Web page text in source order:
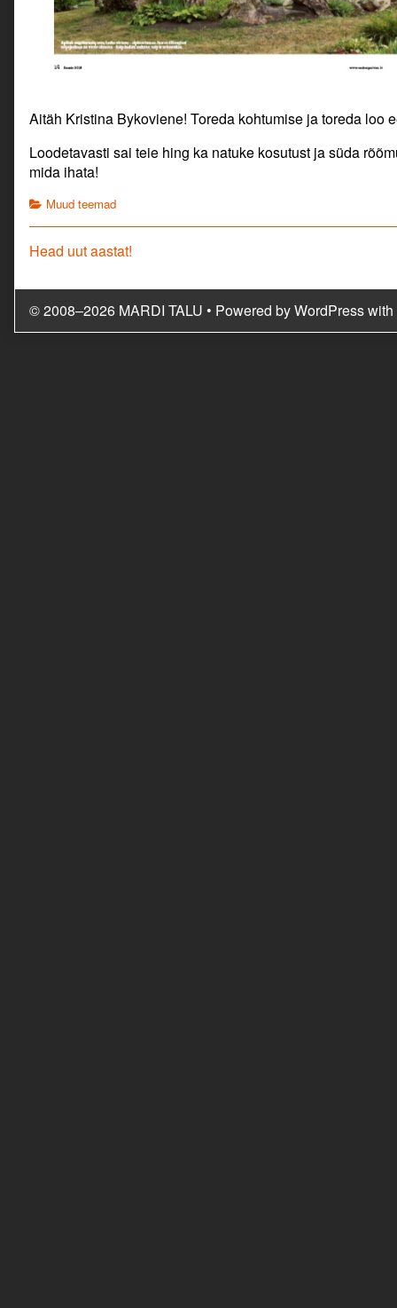
Aitäh Kristina Bykoviene! Toreda kohtumise ja toreda loo
Loodetavasti sai teie hing ka natuke kosutust ja süda
mida ihata!
Categories
Muud teemad
Navigeerimine
Previous
Head uut aastat!
© 2008–2026 MARDI TALU • Powered byWordPresswith